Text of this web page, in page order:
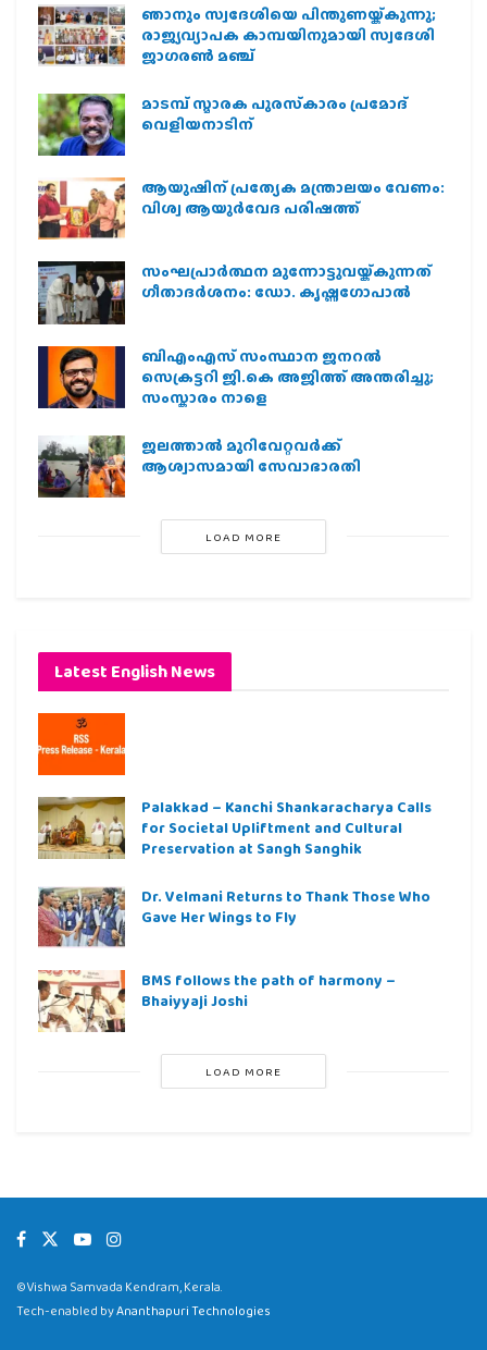
ഞാനും സ്വദേശിയെ പിന്തുണയ്ക്കുന്നു;
രാജ്യവ്യാപക കാമ്പയിനുമായി സ്വദേശി
ജാഗരണ്‍ മഞ്ച്
മാടമ്പ് സ്മാരക പുരസ്‌കാരം പ്രമോദ്
വെളിയനാടിന്
ആയുഷിന് പ്രത്യേക മന്ത്രാലയം വേണം:
വിശ്വ ആയുര്‍വേദ പരിഷത്ത്
സംഘപ്രാര്‍ത്ഥന മുന്നോട്ടുവയ്ക്കുന്നത്
ഗീതാദര്‍ശനം: ഡോ. കൃഷ്ണഗോപാല്‍
ബിഎംഎസ് സംസ്ഥാന ജനറൽ
സെക്രട്ടറി ജി.കെ അജിത്ത് അന്തരിച്ചു;
സംസ്കാരം നാളെ
ജലത്താല്‍ മുറിവേറ്റവര്‍ക്ക്
ആശ്വാസമായി സേവാഭാരതി
LOAD MORE
Latest English News
Palakkad – Kanchi Shankaracharya Calls
for Societal Upliftment and Cultural
Preservation at Sangh Sanghik
Dr. Velmani Returns to Thank Those Who
Gave Her Wings to Fly
BMS follows the path of harmony –
Bhaiyyaji Joshi
LOAD MORE
©Vishwa Samvada Kendram, Kerala.
Tech-enabled byAnanthapuri Technologies